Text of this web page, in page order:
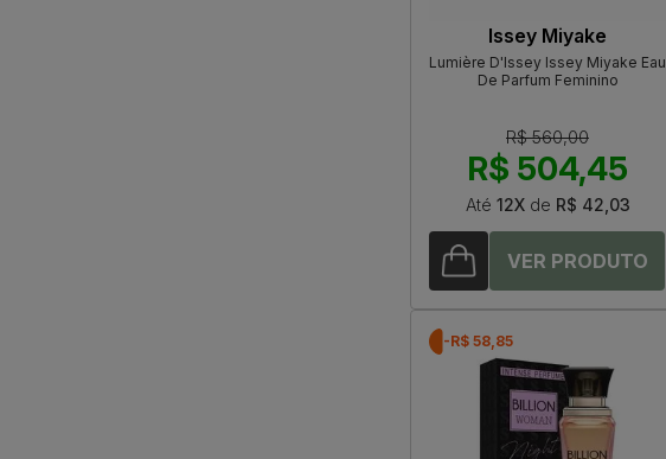
Issey Miyake
Lumière D'Issey Issey Miyake Eau
De Parfum Feminino
R$ 560,00
R$ 504,45
Até 12Xde R$ 42,03
-R$ 58,85